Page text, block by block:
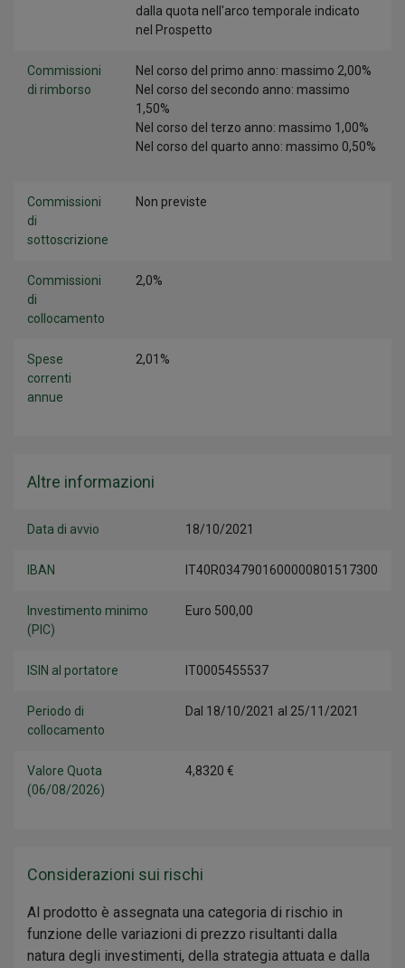
dalla quota nell'arco temporale indicato
nel Prospetto
Commissioni
di rimborso
Nel corso del primo anno: massimo 2,00%
Nel corso del secondo anno: massimo
1,50%
Nel corso del terzo anno: massimo 1,00%
Nel corso del quarto anno: massimo 0,50%
Commissioni
di
sottoscrizione
Non previste
Commissioni
di
collocamento
2,0%
Spese
correnti
annue
2,01%
Altre informazioni
Data di avvio 18/10/2021
IBAN IT40R0347901600000801517300
Investimento minimo
(PIC)
Euro 500,00
ISIN al portatore IT0005455537
Periodo di
collocamento
Dal 18/10/2021 al 25/11/2021
Valore Quota
(06/08/2026)
4,8320 €
Considerazioni sui rischi
Al prodotto è assegnata una categoria di rischio in
funzione delle variazioni di prezzo risultanti dalla
natura degli investimenti, della strategia attuata e dalla